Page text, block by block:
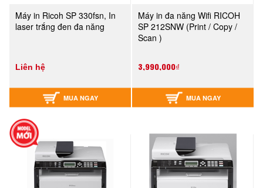
Máy in Ricoh SP 330fsn, In
laser trắng đen đa năng
Liên hệ
MUA NGAY
Máy in đa năng Wifi RICOH
SP 212SNW (Print / Copy /
Scan )
3,990,000₫
MUA NGAY